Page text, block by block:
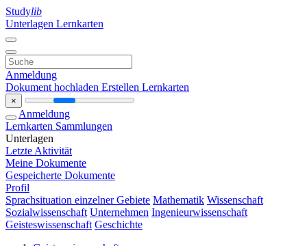
Studylib
Unterlagen Lernkarten
Anmeldung
Dokument hochladen Erstellen Lernkarten
×
Anmeldung
Lernkarten Sammlungen
Unterlagen
Letzte Aktivität
Meine Dokumente
Gespeicherte Dokumente
Profil
Sprachsituation einzelner Gebiete Mathematik Wissenschaft
Sozialwissenschaft Unternehmen Ingenieurwissenschaft
Geisteswissenschaft Geschichte